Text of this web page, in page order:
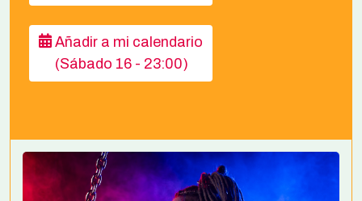
Añadir a mi calendario
(Sábado 16 - 23:00)